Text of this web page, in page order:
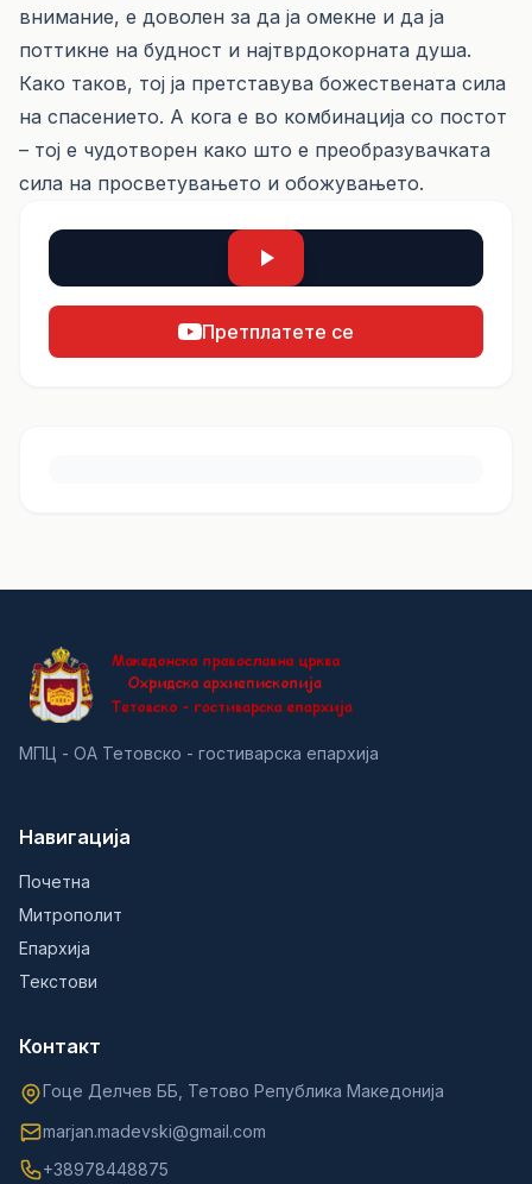
внимание, е доволен за да ја омекне и да ја
поттикне на будност и најтврдокорната душа.
Како таков, тој ја претставува божествената сила
на спасението. А кога е во комбинација со постот
– тој е чудотворен како што е преобразувачката
сила на просветувањето и обожувањето.
Претплатете се
МПЦ - ОА Тетовско - гостиварска епархија
Навигација
Почетна
Митрополит
Епархија
Текстови
Контакт
Гоце Делчев ББ, Тетово Република Македонија
marjan.madevski@gmail.com
+38978448875